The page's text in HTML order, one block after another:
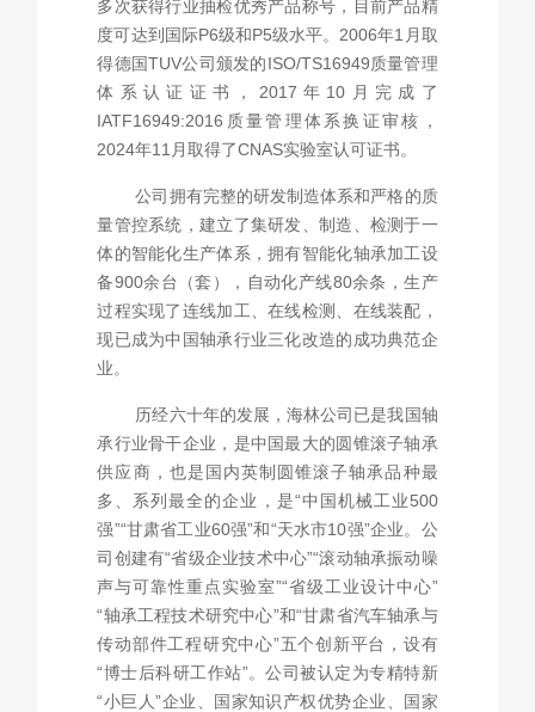
多次获得行业抽检优秀产品称号，目前产品精
度可达到国际P6级和P5级水平。2006年1月取
得德国TUV公司颁发的ISO/TS16949质量管理
体系认证证书，2017年10月完成了
IATF16949:2016质量管理体系换证审核，
2024年11月取得了CNAS实验室认可证书。
公司拥有完整的研发制造体系和严格的质
量管控系统，建立了集研发、制造、检测于一
体的智能化生产体系，拥有智能化轴承加工设
备900余台（套），自动化产线80余条，生产
过程实现了连线加工、在线检测、在线装配，
现已成为中国轴承行业三化改造的成功典范企
业。
历经六十年的发展，海林公司已是我国轴
承行业骨干企业，是中国最大的圆锥滚子轴承
供应商，也是国内英制圆锥滚子轴承品种最
多、系列最全的企业，是“中国机械工业500
强”“甘肃省工业60强”和“天水市10强”企业。公
司创建有“省级企业技术中心”“滚动轴承振动噪
声与可靠性重点实验室”“省级工业设计中心”
“轴承工程技术研究中心”和“甘肃省汽车轴承与
传动部件工程研究中心”五个创新平台，设有
“博士后科研工作站”。公司被认定为专精特新
“小巨人”企业、国家知识产权优势企业、国家